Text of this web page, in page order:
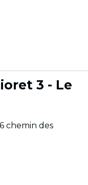
3 - Le
chemin des